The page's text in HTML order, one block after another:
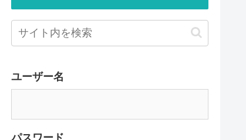
ユーザー名
パスワード